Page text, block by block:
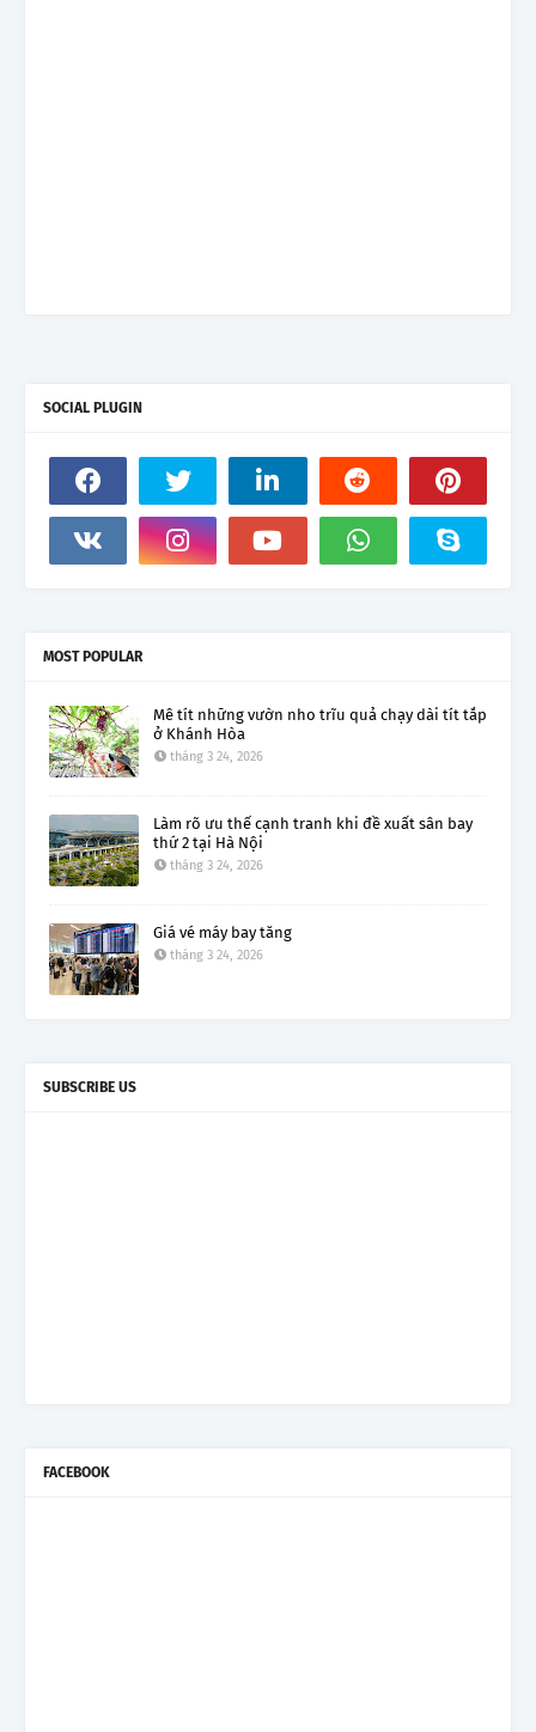
SOCIAL PLUGIN
MOST POPULAR
Mê tít những vườn nho trĩu quả chạy dài tít tắp
ở Khánh Hòa
tháng 3 24, 2026
Làm rõ ưu thế cạnh tranh khi đề xuất sân bay
thứ 2 tại Hà Nội
tháng 3 24, 2026
Giá vé máy bay tăng
tháng 3 24, 2026
SUBSCRIBE US
FACEBOOK